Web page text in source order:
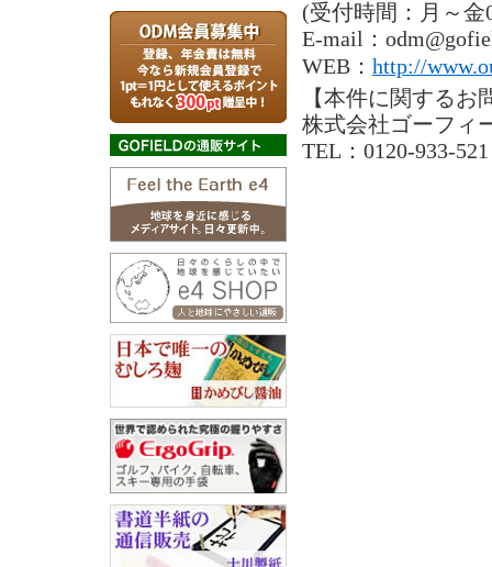
(受付時間：月～
E-mail：
WEB： http://
【本件に関するお
株式会社ゴーフ
TEL：0120-933-